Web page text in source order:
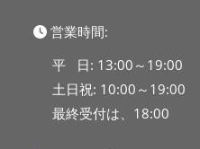
営業時間:
平 日: 13:00～19:00
土日祝: 10:00～19:00
最終受付は、18:00